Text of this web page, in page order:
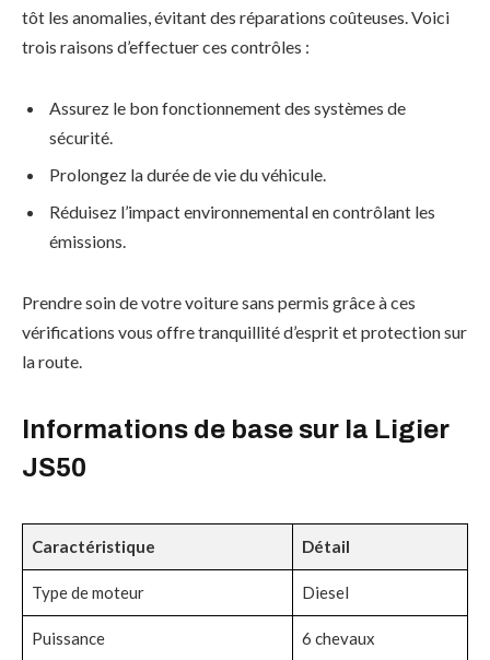
tôt les anomalies, évitant des réparations coûteuses. Voici
trois raisons d’effectuer ces contrôles :
Assurez le bon fonctionnement des systèmes de
sécurité.
Prolongez la durée de vie du véhicule.
Réduisez l’impact environnemental en contrôlant les
émissions.
Prendre soin de votre voiture sans permis grâce à ces
vérifications vous offre tranquillité d’esprit et protection sur
la route.
Informations de base sur la Ligier
JS50
Caractéristique Détail
Type de moteur Diesel
Puissance 6 chevaux